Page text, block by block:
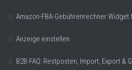
Amazon-FBA-Gebührenrechner
Anzeige einstellen
B2B-FAQ: Restposten, Import, Export &